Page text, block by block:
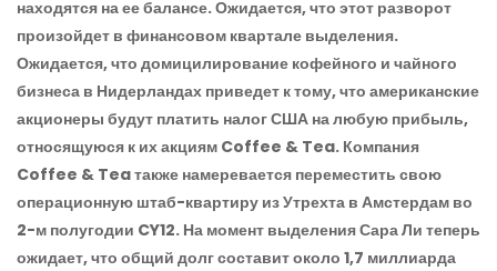
находятся на ее балансе. Ожидается, что этот разворот
произойдет в финансовом квартале выделения.
Ожидается, что домицилирование кофейного и чайного
бизнеса в Нидерландах приведет к тому, что американские
акционеры будут платить налог США на любую прибыль,
относящуюся к их акциям Coffee & Tea. Компания
Coffee & Tea также намеревается переместить свою
операционную штаб-квартиру из Утрехта в Амстердам во
2-м полугодии CY12. На момент выделения Сара Ли теперь
ожидает, что общий долг составит около 1,7 миллиарда